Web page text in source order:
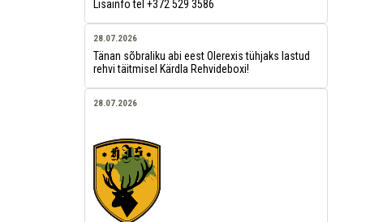
Lisainfo tel +372 529 3586
28.07.2026
Tänan sõbraliku abi eest Olerexis tühjaks lastud
rehvi täitmisel Kärdla Rehvideboxi!
28.07.2026